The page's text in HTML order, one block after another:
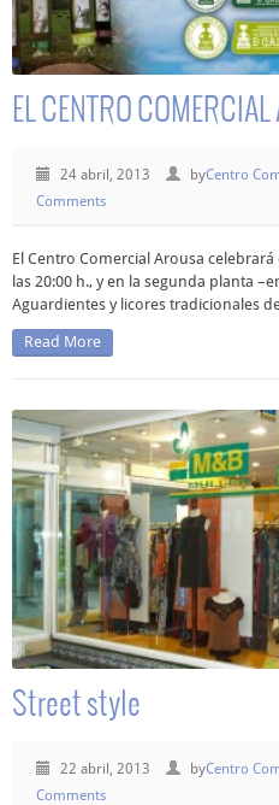
EL CENTRO
24 abril, 2013 byCentro
Comments
El Centro Comercial Arousa
las 20:00 h., y en la segunda planta
Aguardientes y licores tradicionales
Read More
Street style
22 abril, 2013 byCentro
Comments